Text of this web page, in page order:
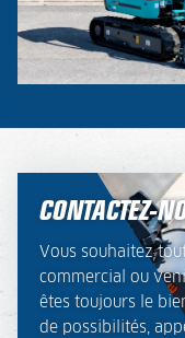
CONTACTEZ-
Vous souhaitez
commercial ou
êtes toujours le
de possibilités,